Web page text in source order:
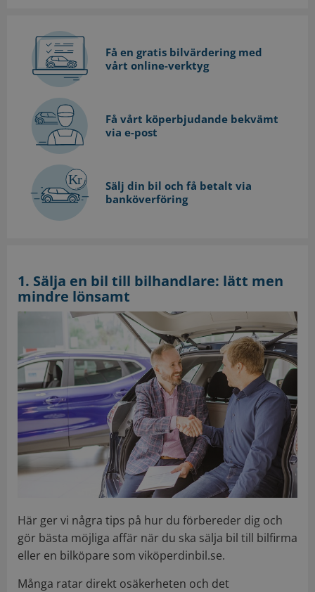
Få en gratis bilvärdering med
vårt online-verktyg
Få vårt köperbjudande bekvämt
via e-post
Sälj din bil och få betalt via
banköverföring
1. Sälja en bil till bilhandlare: lätt men
mindre lönsamt
Här ger vi några tips på hur du förbereder dig och
gör bästa möjliga affär när du ska sälja bil till bilfirma
eller en bilköpare som viköperdinbil.se.
Många ratar direkt osäkerheten och det